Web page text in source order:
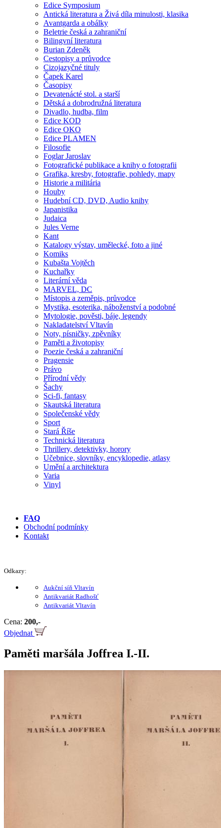
Edice Symposium
Antická literatura a Živá díla minulosti, klasika
Avantgarda a obálky
Beletrie česká a zahraniční
Bilingvní literatura
Burian Zdeněk
Cestopisy a průvodce
Cizojazyčné tituly
Čapek Karel
Časopisy
Devatenácté stol. a starší
Dětská a dobrodružná literatura
Divadlo, hudba, film
Edice KOD
Edice OKO
Edice PLAMEN
Filosofie
Foglar Jaroslav
Fotografické publikace a knihy o fotografii
Grafika, kresby, fotografie, pohledy, mapy
Historie a militária
Houby
Hudební CD, DVD, Audio knihy
Japanistika
Judaica
Jules Verne
Kant
Katalogy výstav, umělecké, foto a jiné
Komiks
Kubašta Vojtěch
Kuchařky
Literární věda
MARVEL, DC
Místopis a zeměpis, průvodce
Mystika, esoterika, náboženství a podobné
Mytologie, pověsti, báje, legendy
Nakladatelství Vltavín
Noty, písničky, zpěvníky
Paměti a životopisy
Poezie česká a zahraniční
Pragensie
Právo
Přírodní vědy
Šachy
Sci-fi, fantasy
Skautská literatura
Společenské vědy
Sport
Stará Říše
Technická literatura
Thrillery, detektivky, horory
Učebnice, slovníky, encyklopedie, atlasy
Umění a architektura
Varia
Vinyl
FAQ
Obchodní podmínky
Kontakt
Odkazy:
Aukční síň Vltavín
Antikvariát Radhošť
Antikvariát Vltavín
Cena: 200,-
Objednat
Paměti maršála Joffrea I.-II.